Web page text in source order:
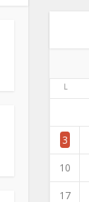
L
3
10
17